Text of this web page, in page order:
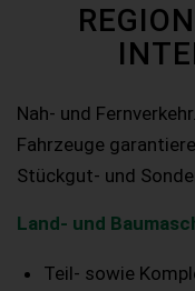
Nah- und
Fahrzeuge
Stückgut- und
Land- und
Teil- sowie